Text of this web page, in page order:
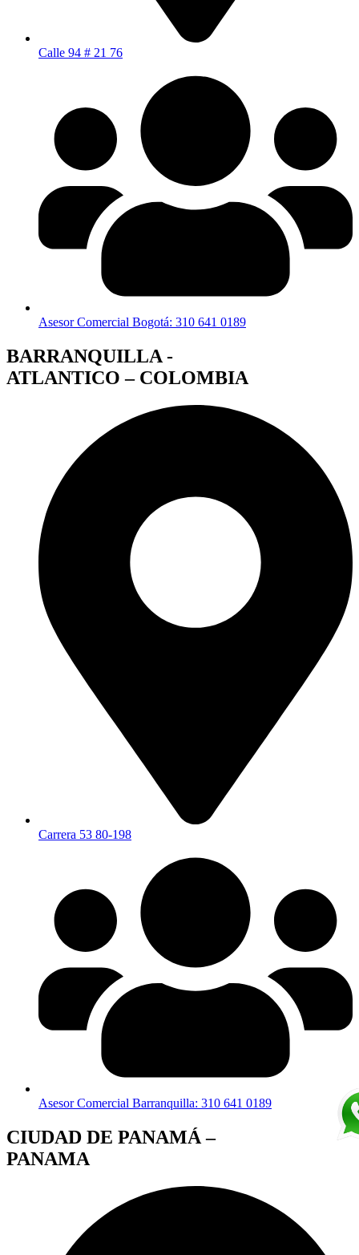
Calle 94 # 21 76
Asesor Comercial Bogotá: 310 641 0189
BARRANQUILLA -
ATLANTICO – COLOMBIA
Carrera 53 80-198
Asesor Comercial Barranquilla: 310 641 0189
CIUDAD DE PANAMÁ –
PANAMA